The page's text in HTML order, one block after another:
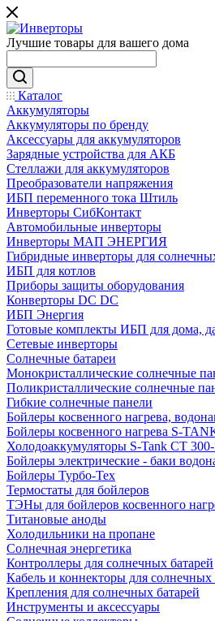
Лучшие товары для вашего дома
Каталог
Аккумуляторы
Аккумуляторы по бренду
Аксессуары для аккумуляторов
Зарядные устройства для АКБ
Стеллажи для аккумуляторов
Преобразователи напряжения
ИБП переменного тока Штиль
Инверторы СибКонтакт
Автомобильные инверторы
Инверторы МАП ЭНЕРГИЯ
Гибридные инверторы для
ИБП для котлов
Приборы защиты оборудования
Конверторы DC DC
ИБП Энергия
Готовые комплекты ИБП для дома,
Сетевые инверторы
Солнечные батареи
Монокристаллические солнечные
Поликристаллические солнечные
Гибкие солнечные панели
Бойлеры косвенного нагрева,
Бойлеры косвенного нагрева S-
Холодоаккумуляторы S-Tank СТ
Бойлеры электрические - баки
Бойлеры Турбо-Тех
Термостаты для бойлеров
ТЭНы для бойлеров косвенного
Титановые аноды
Холодильники на пропане
Солнечная энергетика
Контроллеры для солнечных батарей
Кабель и коннекторы для солнечных
Крепления для солнечных батарей
Инструменты и аксессуары